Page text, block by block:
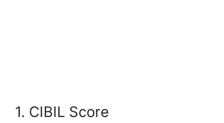
1. CIBIL Score